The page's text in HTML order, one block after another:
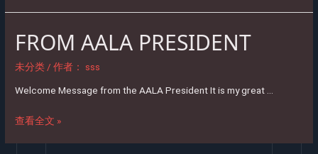
FROM AALA PRESIDENT
未分类 / 作者： sss
Welcome Message from the AALA President It is my great …
FROM
AALA
PRESIDENT
查看全文 »